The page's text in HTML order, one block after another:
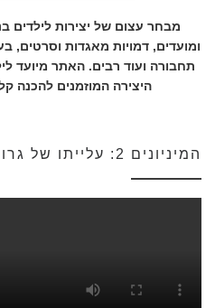
מבחר עצום של יצירות לילדים
ומועדים, דמויות מאגדות וסרטים,
תחבורה ועוד רבים. האתר מיועד
היצירה המוזמנים להכנה
המיניונים 2: עלייתו של גרו – מדובב לעברית